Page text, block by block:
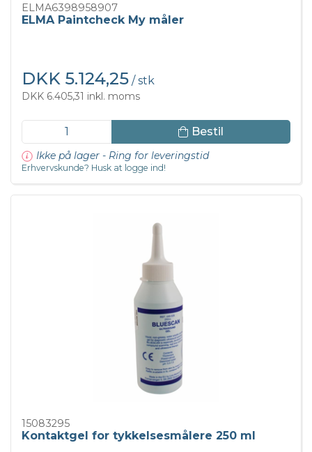
ELMA6398958907
ELMA Paintcheck My måler
DKK 5.124,25 / stk
DKK 6.405,31 inkl. moms
Bestil
Ikke på lager - Ring for leveringstid
Erhvervskunde? Husk at logge ind!
15083295
Kontaktgel for tykkelsesmålere 250 ml